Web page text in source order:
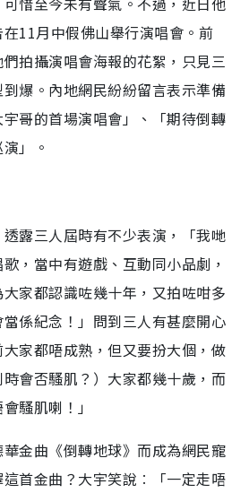
11月中假佛山舉行演唱會。前
拍攝演唱會海報的花絮，只見三
爆。內地網民紛紛留言表示準備
哥的首場演唱會」、「期待倒轉
」。
露三人屆時有不少表演，「我哋
，當中有遊戲、互動同小品劇，
家都認識咗幾十年，又拍咗咁多
係紀念！」問到三人有甚麼開心
家都唔成熟，但又要扮大個，做
會否騷肌？）大家都幾十歲，而
騷肌喇！」
金曲《倒轉地球》而成為網民寵
首金曲？大宇笑說︰「一定走唔